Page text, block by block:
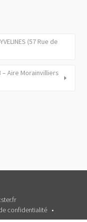
(57 Rue de
Aire Morainvilliers
confidentialité